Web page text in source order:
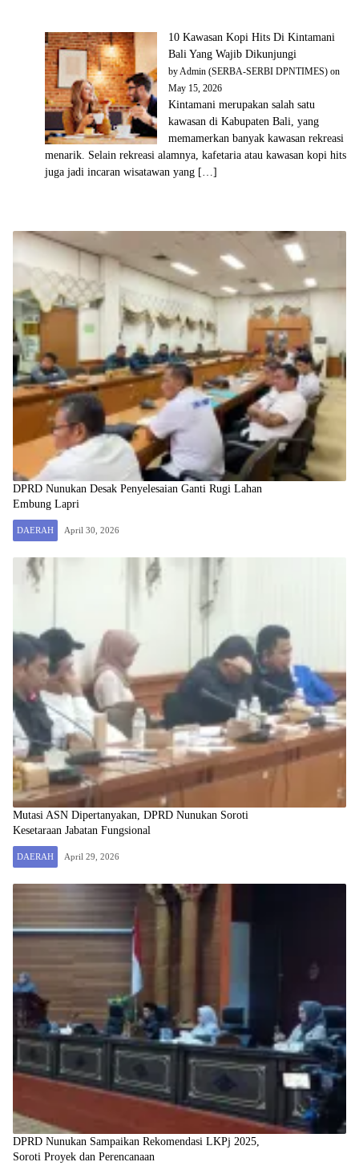
10 Kawasan Kopi Hits Di Kintamani
Bali Yang Wajib Dikunjungi
byAdmin (SERBA-SERBI DPNTIMES) on
May 15, 2026
Kintamani merupakan salah satu
kawasan di Kabupaten Bali, yang
memamerkan banyak kawasan rekreasi
menarik. Selain rekreasi alamnya, kafetaria atau kawasan kopi hits
juga jadi incaran wisatawan yang […]
DPRD Nunukan Desak Penyelesaian Ganti Rugi Lahan
Embung Lapri
DAERAH April 30, 2026
Mutasi ASN Dipertanyakan, DPRD Nunukan Soroti
Kesetaraan Jabatan Fungsional
DAERAH April 29, 2026
DPRD Nunukan Sampaikan Rekomendasi LKPj 2025,
Soroti Proyek dan Perencanaan